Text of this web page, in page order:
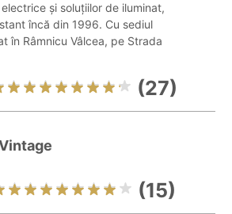
și soluțiilor de iluminat,
încă din 1996. Cu sediul
în Râmnicu Vâlcea, pe Strada
(27)
(15)